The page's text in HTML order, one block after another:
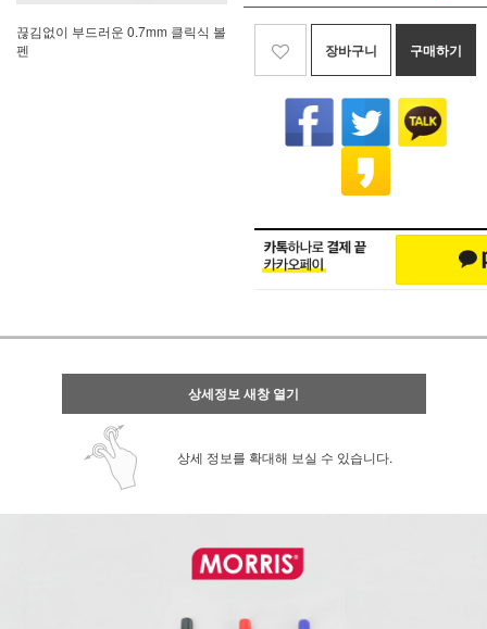
끊김없이 부드러운 0.7mm 클릭식 볼
펜
장바구니 구매하기
상세정보 새창 열기
상세 정보를 확대해 보실 수 있습니다.